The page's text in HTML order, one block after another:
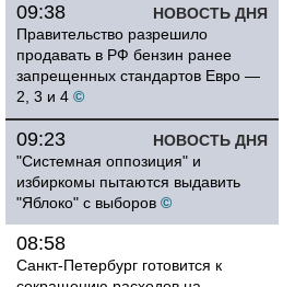
НОВОСТЬ ДНЯ
09:38
Правительство разрешило
продавать в РФ бензин ранее
запрещенных стандартов Евро —
2, 3 и 4 ©
НОВОСТЬ ДНЯ
09:23
"Системная оппозиция" и
избиркомы пытаются выдавить
"Яблоко" с выборов ©
08:58
Санкт-Петербург готовится к